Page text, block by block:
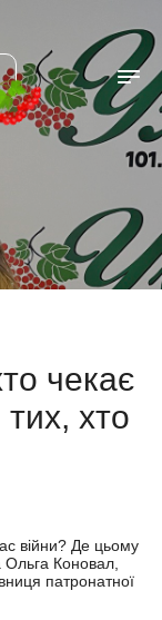
чекає
хто
війни? Де цьому
Ольга Коновал,
патронатної